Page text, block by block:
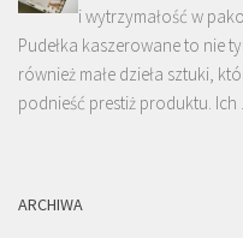
i wytrzymałość w
Pudełka kaszerowane to nie
również małe dzieła sztuki,
podnieść prestiż produktu. Ich
ARCHIWA